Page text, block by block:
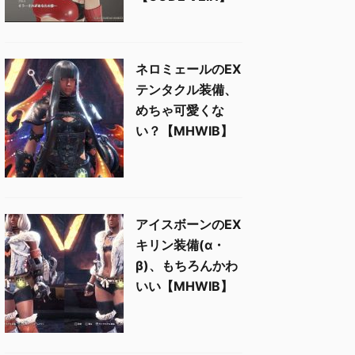
ネロミェールのEX
テンタクル装備、
めちゃ可愛くな
い？【MHWIB】
アイスボーンのEX
キリン装備(α・
β)、もちろんかわ
いい【MHWIB】